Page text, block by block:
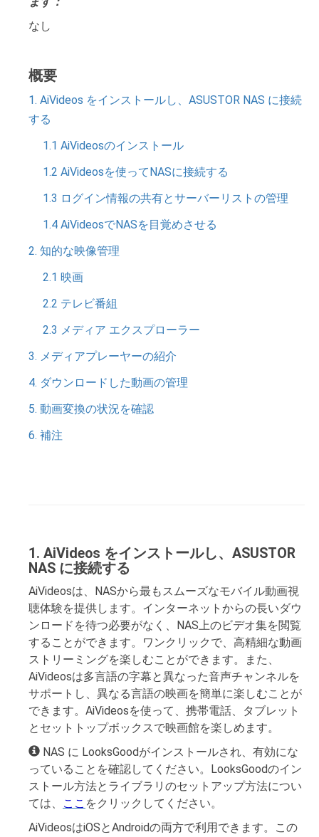
なし
概要
1. AiVideos をインストールし、ASUSTOR NAS に接続
する
1.1 AiVideosのインストール
1.2 AiVideosを使ってNASに接続する
1.3 ログイン情報の共有とサーバーリストの管理
1.4 AiVideosでNASを目覚めさせる
2. 知的な映像管理
2.1 映画
2.2 テレビ番組
2.3 メディア エクスプローラー
3. メディアプレーヤーの紹介
4. ダウンロードした動画の管理
5. 動画変換の状況を確認
6. 補注
1. AiVideos をインストールし、ASUSTOR
NAS に接続する
AiVideosは、NASから最もスムーズなモバイル動画視
聴体験を提供します。インターネットからの長いダウ
ンロードを待つ必要がなく、NAS上のビデオ集を閲覧
することができます。ワンクリックで、高精細な動画
ストリーミングを楽しむことができます。また、
AiVideosは多言語の字幕と異なった音声チャンネルを
サポートし、異なる言語の映画を簡単に楽しむことが
できます。AiVideosを使って、携帯電話、タブレット
とセットトップボックスで映画館を楽しめます。
NAS に LooksGoodがインストールされ、有効にな
っていることを確認してください。LooksGoodのイン
ストール方法とライブラリのセットアップ方法につい
ては、
ここ をクリックしてください。
AiVideosはiOSとAndroidの両方で利用できます。この